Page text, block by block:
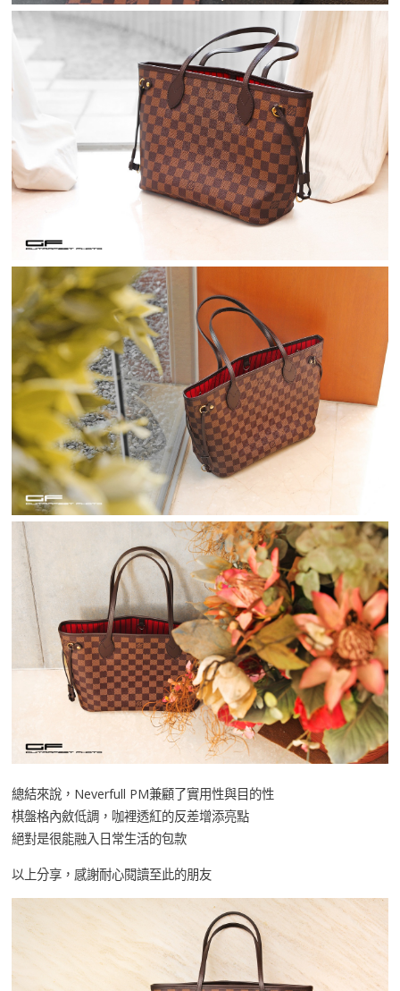
總結來說，Neverfull PM兼顧了實用性與目的性
棋盤格內斂低調，咖裡透紅的反差增添亮點
絕對是很能融入日常生活的包款
以上分享，感謝耐心閱讀至此的朋友